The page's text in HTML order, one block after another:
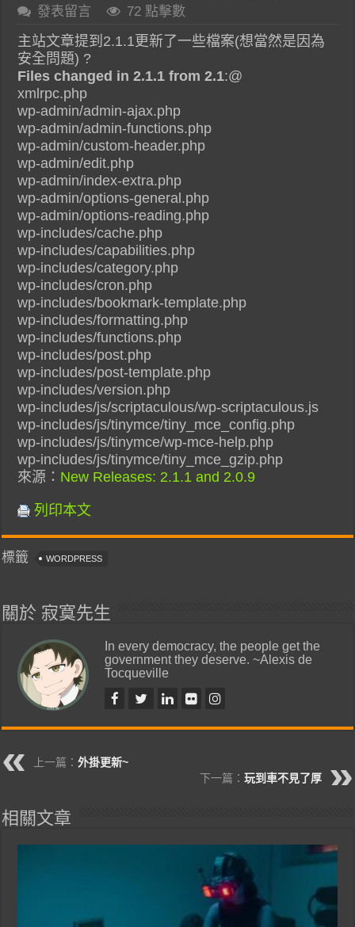
發表留言
72 點擊數
主站文章提到2.1.1更新了一些檔案(想當然是因為
安全問題) ?
Files changed in 2.1.1 from 2.1:@
xmlrpc.php
wp-admin/admin-ajax.php
wp-admin/admin-functions.php
wp-admin/custom-header.php
wp-admin/edit.php
wp-admin/index-extra.php
wp-admin/options-general.php
wp-admin/options-reading.php
wp-includes/cache.php
wp-includes/capabilities.php
wp-includes/category.php
wp-includes/cron.php
wp-includes/bookmark-template.php
wp-includes/formatting.php
wp-includes/functions.php
wp-includes/post.php
wp-includes/post-template.php
wp-includes/version.php
wp-includes/js/scriptaculous/wp-scriptaculous.js
wp-includes/js/tinymce/tiny_mce_config.php
wp-includes/js/tinymce/wp-mce-help.php
wp-includes/js/tinymce/tiny_mce_gzip.php
來源： New Releases: 2.1.1 and 2.0.9
列印本文
標籤 WORDPRESS
關於 寂寞先生
In every democracy, the people get the
government they deserve. ~Alexis de
Tocqueville
上一篇：外掛更新~
下一篇： 玩到車不見了厚
相關文章